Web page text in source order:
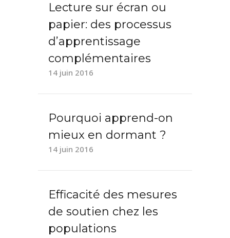
Lecture sur écran ou
papier: des processus
d’apprentissage
complémentaires
14 juin 2016
Pourquoi apprend-on
mieux en dormant ?
14 juin 2016
Efficacité des mesures
de soutien chez les
populations